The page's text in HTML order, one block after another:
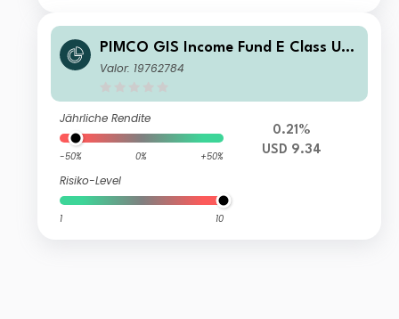
PIMCO GIS Income Fund E Class US
D Income
Valor: 19762784
Jährliche Rendite
-50% 0% +50%
Risiko-Level
1 10
0.21%
USD 9.34